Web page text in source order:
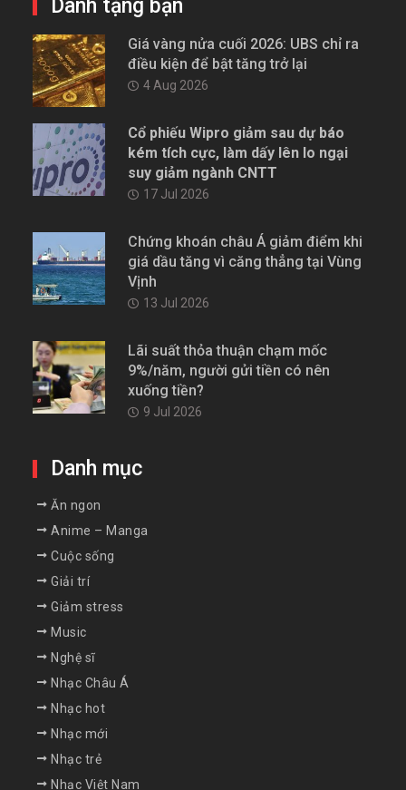
Dành tặng bạn
Giá vàng nửa cuối 2026: UBS chỉ ra
điều kiện để bật tăng trở lại
4 Aug 2026
Cổ phiếu Wipro giảm sau dự báo
kém tích cực, làm dấy lên lo ngại
suy giảm ngành CNTT
17 Jul 2026
Chứng khoán châu Á giảm điểm khi
giá dầu tăng vì căng thẳng tại Vùng
Vịnh
13 Jul 2026
Lãi suất thỏa thuận chạm mốc
9%/năm, người gửi tiền có nên
xuống tiền?
9 Jul 2026
Danh mục
Ăn ngon
Anime – Manga
Cuộc sống
Giải trí
Giảm stress
Music
Nghệ sĩ
Nhạc Châu Á
Nhạc hot
Nhạc mới
Nhạc trẻ
Nhạc Việt Nam